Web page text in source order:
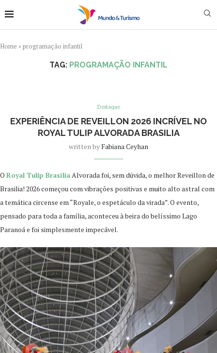
Home »programação infantil
TAG: PROGRAMAÇÃO INFANTIL
Destaque
EXPERIÊNCIA DE REVEILLON 2026 INCRÍVEL NO
ROYAL TULIP ALVORADA BRASILIA
written byFabiana Ceyhan
O Royal Tulip BrasíliaAlvorada foi, sem dúvida, o melhor Reveillon de
Brasilia! 2026 começou com vibrações positivas e muito alto astral com
a temática circense em “Royale, o espetáculo da virada”. O evento,
pensado para toda a família, aconteceu à beira do belíssimo Lago
Paranoá e foi simplesmente impecável.